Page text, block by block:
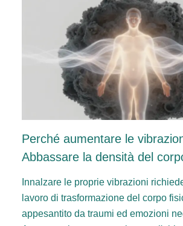
Perché aumentare le
Abbassare la densità del
Innalzare le proprie vibrazioni
lavoro di trasformazione del corpo
appesantito da traumi ed emozioni